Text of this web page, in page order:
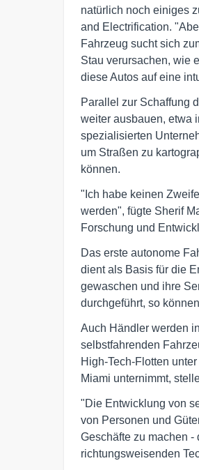
natürlich noch einiges
and Electrification.
Fahrzeug sucht sich
Stau verursachen, wie
diese Autos auf eine
Parallel zur Schaffung
weiter ausbauen, etwa
spezialisierten
um Straßen zu
können.
"Ich habe keinen
werden", fügte Sherif
Forschung und
Das erste autonome
dient als Basis für die
gewaschen und ihre
durchgeführt, so
Auch Händler werden
selbstfahrenden
High-Tech-Flotten
Miami unternimmt,
"Die Entwicklung von
von Personen und
Geschäfte zu machen
richtungsweisenden